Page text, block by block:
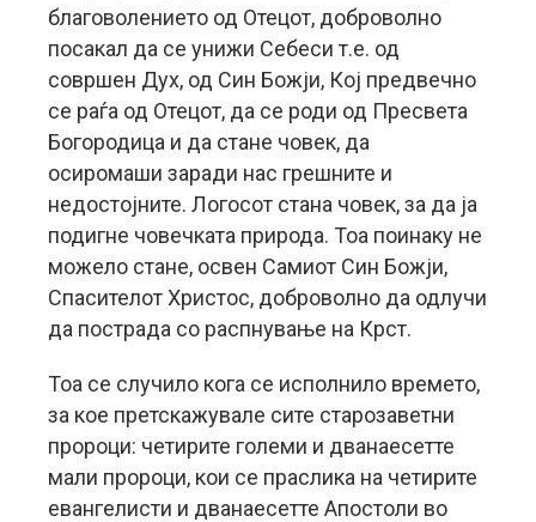
благоволението од Отецот, доброволно
посакал да се унижи Себеси т.е. од
совршен Дух, од Син Божји, Кој предвечно
се раѓа од Отецот, да се роди од Пресвета
Богородица и да стане човек, да
осиромаши заради нас грешните и
недостојните. Логосот стана човек, за да ја
подигне човечката природа. Тоа поинаку не
можело стане, освен Самиот Син Божји,
Спасителот Христос, доброволно да одлучи
да пострада со распнување на Крст.
Тоа се случило кога се исполнило времето,
за кое претскажувале сите старозаветни
пророци: четирите големи и дванаесетте
мали пророци, кои се праслика на четирите
евангелисти и дванаесетте Апостоли во